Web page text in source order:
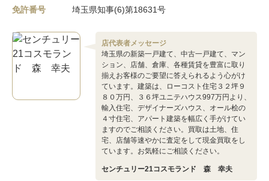
免許番号
埼玉県知事(6)第18631号
店代表者メッセージ
埼玉県の新築一戸建て、中古一戸建て、マン
ション、店舗、倉庫、各種賃貸を豊富に取り
揃えお客様のご要望に答えられるよう心がけ
ています。建築は、ローコスト住宅３２坪９
８０万円、３６坪ユニテハウス997万円より、
輸入住宅、デザイナーズハウス、オール桧の
４寸住宅、アパート建築を幅広く手がけてい
ますのでご相談ください。買取は土地、住
宅、店舗等速やかに査定をして現金買取をし
ています。お気軽にご相談ください。
センチュリー21コスモランド 森 幸夫